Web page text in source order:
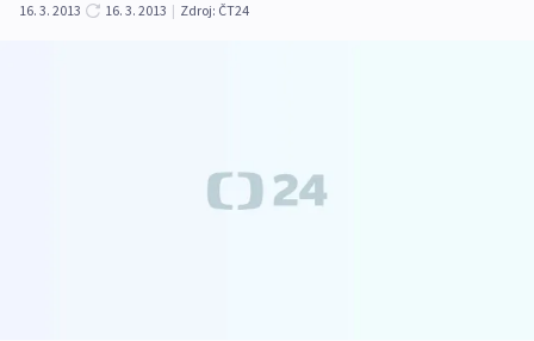
16. 3. 2013
16. 3. 2013 | Zdroj: ČT24